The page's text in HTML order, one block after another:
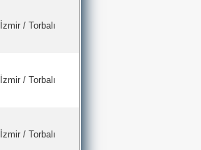
İzmir / Torbalı
İzmir / Torbalı
İzmir / Torbalı